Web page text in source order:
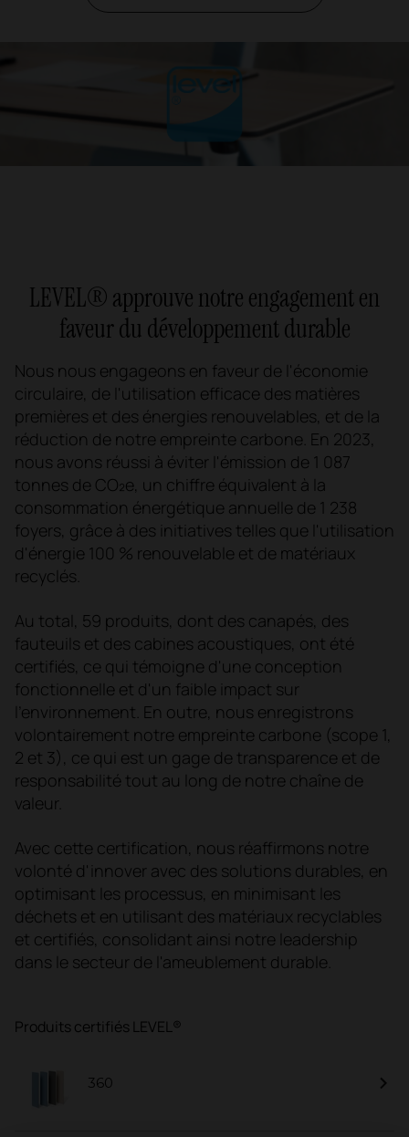
LEVEL® approuve notre engagement en
faveur du développement durable
Nous nous engageons en faveur de l'économie
circulaire, de l'utilisation efficace des matières
premières et des énergies renouvelables, et de la
réduction de notre empreinte carbone. En 2023,
nous avons réussi à éviter l'émission de 1 087
tonnes de CO₂e, un chiffre équivalent à la
consommation énergétique annuelle de 1 238
foyers, grâce à des initiatives telles que l'utilisation
d'énergie 100 % renouvelable et de matériaux
recyclés.
Au total, 59 produits, dont des canapés, des
fauteuils et des cabines acoustiques, ont été
certifiés, ce qui témoigne d'une conception
fonctionnelle et d'un faible impact sur
l'environnement. En outre, nous enregistrons
volontairement notre empreinte carbone (scope 1,
2 et 3), ce qui est un gage de transparence et de
responsabilité tout au long de notre chaîne de
valeur.
Avec cette certification, nous réaffirmons notre
volonté d'innover avec des solutions durables, en
optimisant les processus, en minimisant les
déchets et en utilisant des matériaux recyclables
et certifiés, consolidant ainsi notre leadership
dans le secteur de l'ameublement durable.
Produits certifiés LEVEL®
360